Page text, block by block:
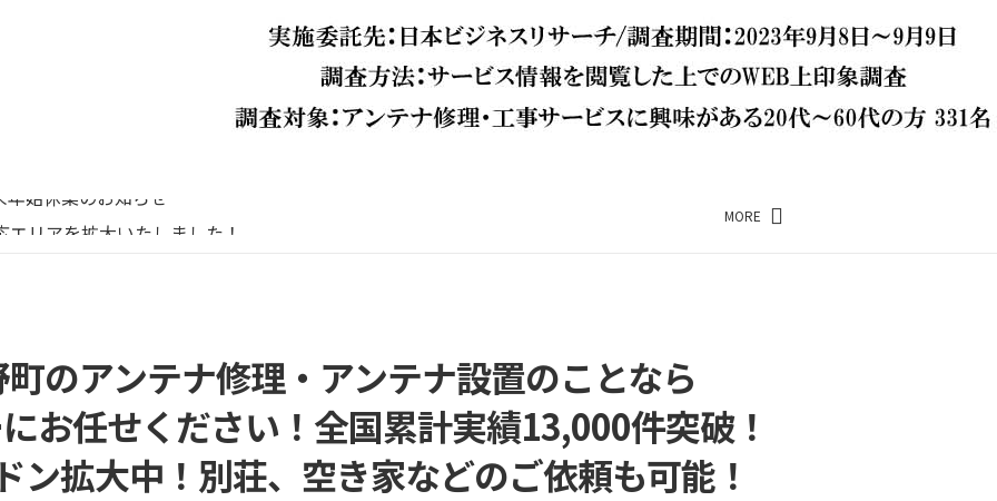
エリアを拡大いたしました！
MORE
のアンテナ修理・アンテナ設置のことなら
お任せください！全国累計実績13,000件突破！
ン拡大中！別荘、空き家などのご依頼も可能！